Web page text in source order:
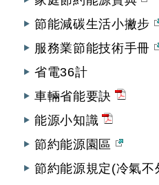
節能減碳生活小撇步
服務業節能技術手冊
省電36計
車輛省能要訣
能源小知識
節約能源園區
節約能源規定(冷氣不